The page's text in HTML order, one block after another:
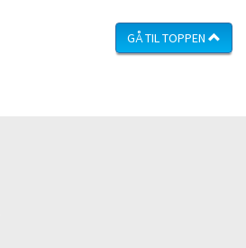
GÅ TIL TOPPEN